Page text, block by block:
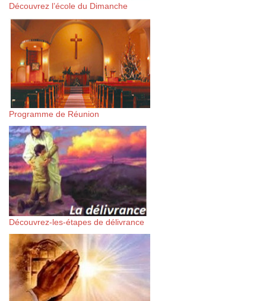
Découvrez l’école du Dimanche
Programme de Réunion
Découvrez-les-étapes de délivrance